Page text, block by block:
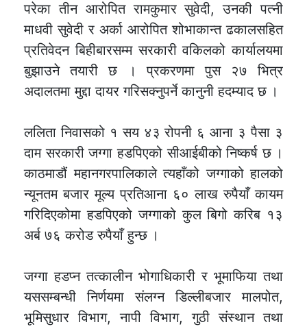
परेका तीन आरोपित रामकुमार सुवेदी, उनकी पत्नी
माधवी सुवेदी र अर्का आरोपित शोभाकान्त ढकालसहित
प्रतिवेदन बिहीबारसम्म सरकारी वकिलको कार्यालयमा
बुझाउने तयारी छ । प्रकरणमा पुस २७ भित्र
अदालतमा मुद्दा दायर गरिसक्नुपर्ने कानुनी हदम्याद छ ।
ललिता निवासको १ सय ४३ रोपनी ६ आना ३ पैसा ३
दाम सरकारी जग्गा हडपिएको सीआईबीको निष्कर्ष छ ।
काठमाडौं महानगरपालिकाले त्यहाँको जग्गाको हालको
न्यूनतम बजार मूल्य प्रतिआना ६० लाख रुपैयाँ कायम
गरिदिएकोमा हडपिएको जग्गाको कुल बिगो करिब १३
अर्ब ७६ करोड रुपैयाँ हुन्छ ।
जग्गा हडप्न तत्कालीन भोगाधिकारी र भूमाफिया तथा
यससम्बन्धी निर्णयमा संलग्न डिल्लीबजार मालपोत,
भूमिसुधार विभाग, नापी विभाग, गुठी संस्थान तथा